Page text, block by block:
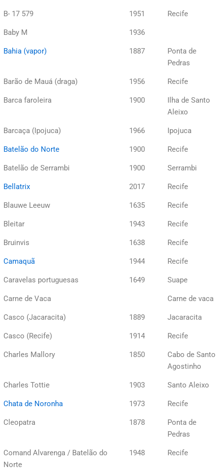
B- 17 579 1951 Recife
Baby M 1936
Bahia (vapor) 1887
Ponta de
Pedras
Barão de Mauá (draga) 1956 Recife
Barca faroleira 1900
Ilha de Santo
Aleixo
Barcaça (Ipojuca) 1966 Ipojuca
Batelão do Norte 1900 Recife
Batelão de Serrambi 1900 Serrambi
Bellatrix 2017 Recife
Blauwe Leeuw 1635 Recife
Bleitar 1943 Recife
Bruinvis 1638 Recife
Camaquã 1944 Recife
Caravelas portuguesas 1649 Suape
Carne de Vaca Carne de vaca
Casco (Jacaracita) 1889 Jacaracita
Casco (Recife) 1914 Recife
Charles Mallory 1850
Cabo de Santo
Agostinho
Charles Tottie 1903 Santo Aleixo
Chata de Noronha 1973 Recife
Cleopatra 1878
Ponta de
Pedras
Comand Alvarenga / Batelão do
Norte
1948 Recife